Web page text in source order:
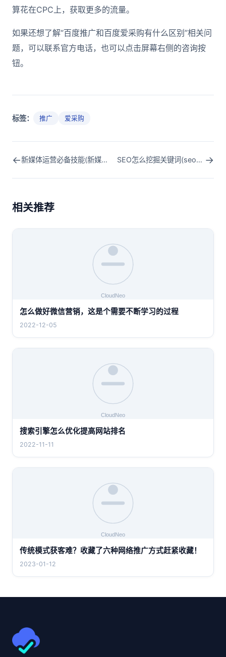
算花在CPC上，获取更多的流量。
如果还想了解“百度推广和百度爱采购有什么区别”相关问
题，可以联系官方电话，也可以点击屏幕右侧的咨询按
钮。
标签： 推广 爱采购
← 新媒体运营必备技能(新媒体运营必备的技能) SEO怎么挖掘关键词(seo关键词筛选) →
相关推荐
怎么做好微信营销，这是个需要不断学习的过程
2022-12-05
搜索引擎怎么优化提高网站排名
2022-11-11
传统模式获客难？收藏了六种网络推广方式赶紧收藏！
2023-01-12